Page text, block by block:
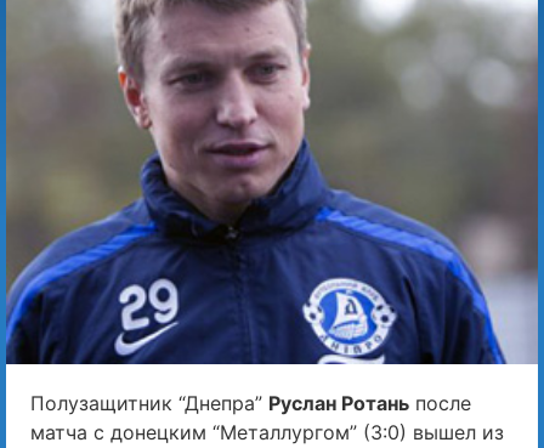
Полузащитник “Днепра” Руслан Ротань после
матча с донецким “Металлургом” (3:0) вышел из